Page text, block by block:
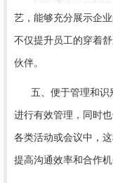
艺，能够充分展示企
不仅提升员工的穿着
伙伴。
五、便于管理和识
进行有效管理，同时
各类活动或会议中，
提高沟通效率和合作机